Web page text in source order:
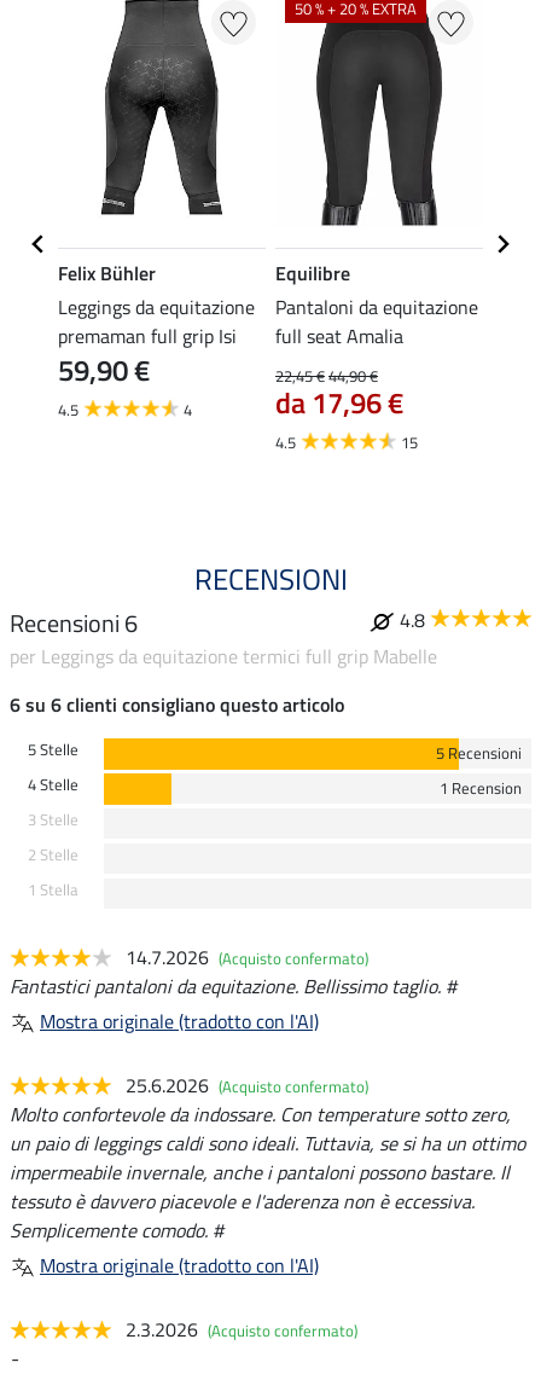
Felix Bühler
Leggings da equitazione
premaman full grip Isi
59,90 €
4.5 4
50 % + 20 % EXTRA
Equilibre
Pantaloni da equitazione
full seat Amalia
22,45 €44,90 €
da 17,96 €
4.5 15
RECENSIONI
Recensioni 6
4.8
per Leggings da equitazione termici full grip Mabelle
6 su 6 clienti consigliano questo articolo
5 Stelle
5 Recensioni
4 Stelle
1 Recension
3 Stelle
2 Stelle
1 Stella
14.7.2026 (Acquisto confermato)
Fantastici pantaloni da equitazione. Bellissimo taglio. #
Mostra originale (tradotto con l'AI)
25.6.2026 (Acquisto confermato)
Molto confortevole da indossare. Con temperature sotto zero,
un paio di leggings caldi sono ideali. Tuttavia, se si ha un ottimo
impermeabile invernale, anche i pantaloni possono bastare. Il
tessuto è davvero piacevole e l'aderenza non è eccessiva.
Semplicemente comodo. #
Mostra originale (tradotto con l'AI)
2.3.2026 (Acquisto confermato)
-